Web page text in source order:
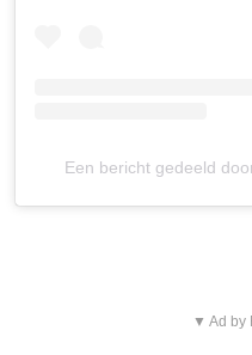
Een bericht gedeeld
▼ Ad by